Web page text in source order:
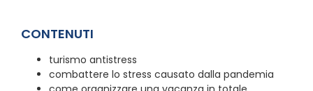
CONTENUTI
turismo antistress
combattere lo stress causato dalla pandemia